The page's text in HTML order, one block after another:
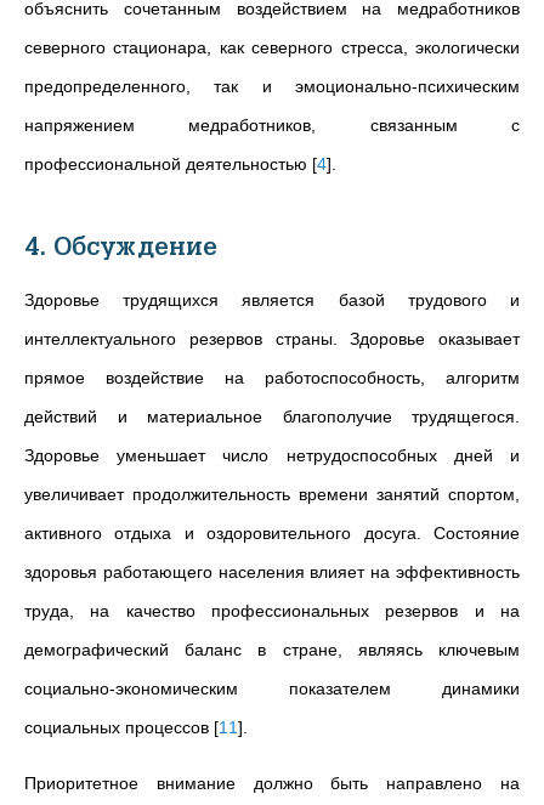
объяснить сочетанным воздействием на медработников
северного стационара, как северного стресса, экологически
предопределенного, так и эмоционально-психическим
напряжением медработников, связанным с
профессиональной деятельностью [4]
4. Обсуждение
Здоровье трудящихся является базой трудового и
интеллектуального резервов страны. Здоровье оказывает
прямое воздействие на работоспособность, алгоритм
действий и материальное благополучие трудящегося.
Здоровье уменьшает число нетрудоспособных дней и
увеличивает продолжительность времени занятий спортом,
активного отдыха и оздоровительного досуга. Состояние
здоровья работающего населения влияет на эффективность
труда, на качество профессиональных резервов и на
демографический баланс в стране, являясь ключевым
социально-экономическим показателем динамики
социальных процессов [11]
Приоритетное внимание должно быть направлено на